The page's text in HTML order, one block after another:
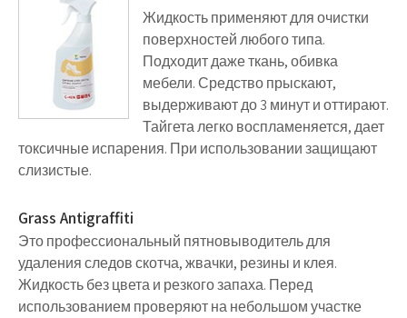
Жидкость применяют для очистки
поверхностей любого типа.
Подходит даже ткань, обивка
мебели. Средство прыскают,
выдерживают до 3 минут и оттирают.
Тайгета легко воспламеняется, дает
токсичные испарения. При использовании защищают
слизистые.
Grass Antigraffiti
Это профессиональный пятновыводитель для
удаления следов скотча, жвачки, резины и клея.
Жидкость без цвета и резкого запаха. Перед
использованием проверяют на небольшом участке